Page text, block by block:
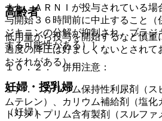
高齢者
低用量から投与を開始するなど慎重
過度の降圧は好ましくないとされて
おそれがある）。
妊婦・授乳婦
（妊婦）
また、ＡＲＮＩが投与されている場
与開始３６時間前に中止すること（
ジキニンの分解が抑制され、ブラ
する可能性がある）］。
１０．２． 併用注意：
１）． カリウム保持性利尿剤（ス
ムテレン）、カリウム補給剤（塩化
トリメトプリム含有製剤（スルフ